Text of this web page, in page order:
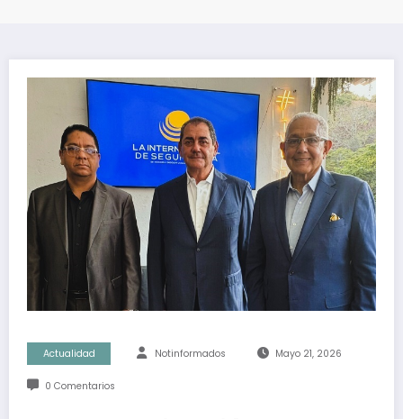
Actualidad Notinformados Mayo 21, 2026
0 Comentarios